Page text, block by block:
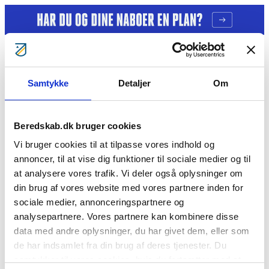
Samtykke Detaljer Om
Beredskab.dk bruger cookies
Vi bruger cookies til at tilpasse vores indhold og
annoncer, til at vise dig funktioner til sociale medier og til
at analysere vores trafik. Vi deler også oplysninger om
din brug af vores website med vores partnere inden for
sociale medier, annonceringspartnere og
analysepartnere. Vores partnere kan kombinere disse
data med andre oplysninger, du har givet dem, eller som
de har indsamlet fra din brug af deres tjenester. Du
Tag ansvar
Bliv Brandmand
Kontakt
Søg
Jeanett Ojén
Cookie- og privatlivspolitik
BorgerBeredskabet BlivBrandmandNuBlivFrivilligNuFor
medlemmerÅrsberetninger